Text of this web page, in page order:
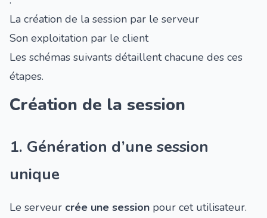
La création de la session par le serveur
Son exploitation par le client
Les schémas suivants détaillent chacune des ces
étapes.
Création de la session
1. Génération d’une session
unique
Le serveur crée une session pour cet utilisateur.